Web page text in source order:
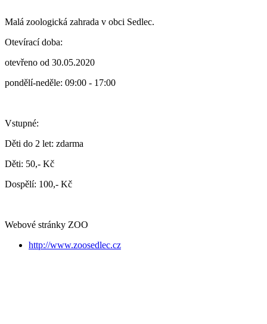
Malá zoologická zahrada v obci Sedlec.
Otevírací doba:
otevřeno od 30.05.2020
pondělí-neděle: 09:00 - 17:00
Vstupné:
Děti do 2 let: zdarma
Děti: 50,- Kč
Dospělí: 100,- Kč
Webové stránky ZOO
http://www.zoosedlec.cz